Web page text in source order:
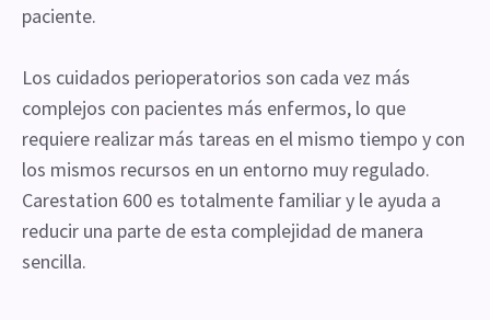
paciente.
Los cuidados perioperatorios son cada vez más
complejos con pacientes más enfermos, lo que
requiere realizar más tareas en el mismo tiempo y con
los mismos recursos en un entorno muy regulado.
Carestation 600 es totalmente familiar y le ayuda a
reducir una parte de esta complejidad de manera
sencilla.